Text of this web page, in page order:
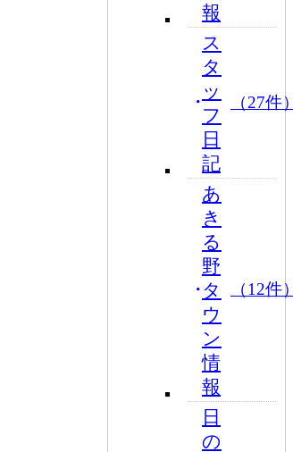
報
ス
タ
ッ
フ
日
記
（27件
あ
き
る
野
タ
ウ
ン
情
報
（12件
日
の